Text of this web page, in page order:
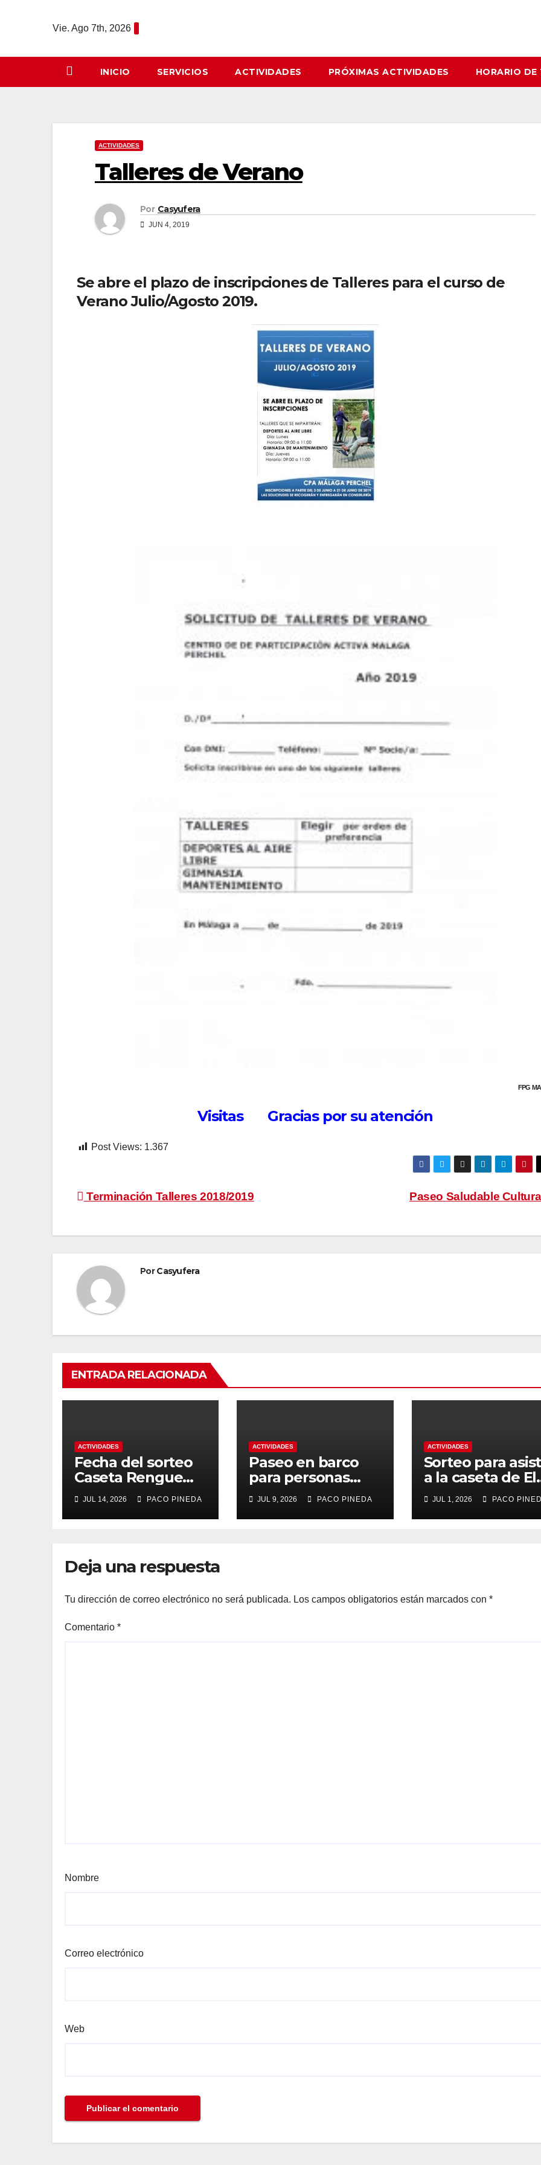
Vie. Ago 7th, 2026
INICIO SERVICIOS ACTIVIDADES PRÓXIMAS ACTIVIDADES HORARIO DE
ACTIVIDADES
Talleres de Verano
Por Casyufera
JUN 4, 2019
Se abre el plazo de inscripciones de Talleres para el curso de
Verano Julio/Agosto 2019.
FPG
Visitas Gracias por su atención
Post Views: 1.367
Navegación
Paseo Saludable Cultural
Terminación Talleres 2018/2019
PorCasyufera
ENTRADA RELACIONADA
ACTIVIDADES
Fecha del sorteo
Caseta Rengue
Feria de Málaga
2026
JUL 14, 2026 PACO PINEDA
ACTIVIDADES
Paseo en barco
para personas
mayores
JUL 9, 2026 PACO PINEDA
ACTIVIDADES
Sorteo para
a la caseta de El
Rengue, Feria
Málaga 2026
JUL 1, 2026 PACO
Deja una respuesta
Tu dirección de correo electrónico no será publicada. Los campos obligatorios están marcados con *
Comentario *
Nombre
Correo electrónico
Web